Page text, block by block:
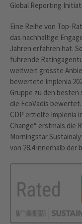
Global Reporting
Eine Reihe von Top-
das nachhaltige
Jahren erfahren hat.
führende
weltweit grösste
bewertete Implenia
Gruppe zu den besten
die EcoVadis
CDP erzielte Implenia
Change“ erstmals die
Morningstar
von 28.4 innerhalb